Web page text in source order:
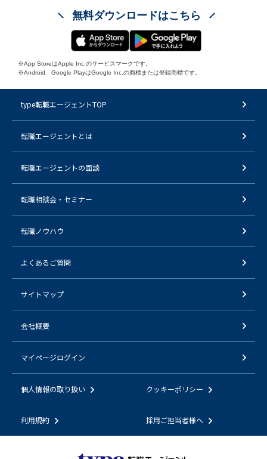
無料ダウンロードはこちら
※App StoreはApple Inc.のサービスマークです。
※Android、Google PlayはGoogle Inc.の商標または登録商標です。
type転職エージェントTOP
転職エージェントとは
転職エージェントの面談
転職相談会・セミナー
転職ノウハウ
よくあるご質問
サイトマップ
会社概要
マイページログイン
個人情報の取り扱い クッキーポリシー
利用規約 採用ご担当者様へ